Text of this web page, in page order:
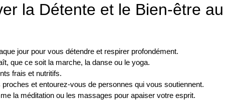
la Détente et le Bien-être au
jour pour vous détendre et respirer profondément.
que ce soit la marche, la danse ou le yoga.
frais et nutritifs.
et entourez-vous de personnes qui vous soutiennent.
la méditation ou les massages pour apaiser votre esprit.